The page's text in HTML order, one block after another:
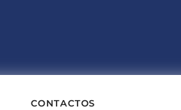
CONTACTOS